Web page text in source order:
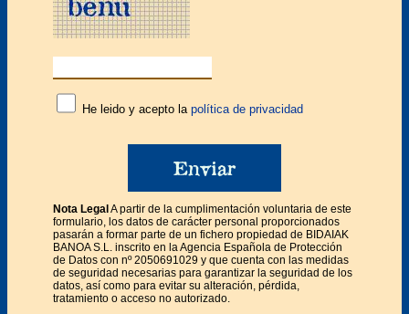
He leido y acepto la política de privacidad
Nota LegalA partir de la cumplimentación voluntaria de este
formulario, los datos de carácter personal proporcionados
pasarán a formar parte de un fichero propiedad de BIDAIAK
BANOA S.L. inscrito en la Agencia Española de Protección
de Datos con nº 2050691029 y que cuenta con las medidas
de seguridad necesarias para garantizar la seguridad de los
datos, así como para evitar su alteración, pérdida,
tratamiento o acceso no autorizado.